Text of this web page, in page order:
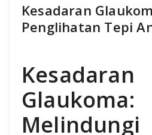
Kesadaran
Penglihatan Tepi
Kesadaran
Glaukoma:
Melindungi